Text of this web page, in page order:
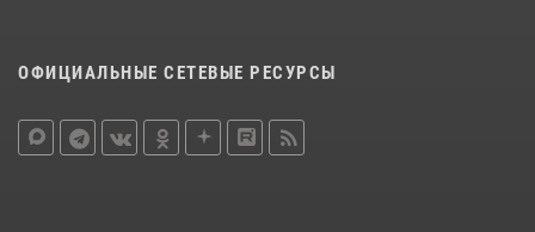
ОФИЦИАЛЬНЫЕ СЕТЕВЫЕ РЕСУРСЫ